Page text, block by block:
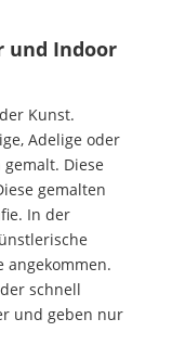
und Indoor
Kunst.
Adelige oder
Diese
gemalten
In der
angekommen.
schnell
und geben nur